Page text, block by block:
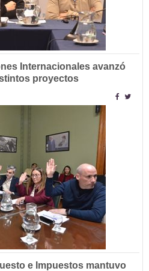
Internacionales avanzó
proyectos
e Impuestos mantuvo